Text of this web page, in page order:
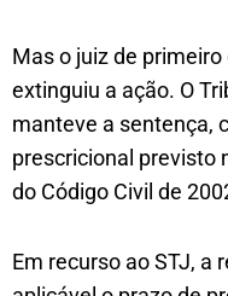
Mas o juiz de
extinguiu a ação. O
manteve a sentença,
prescricional previsto
do Código Civil de
Em recurso ao STJ, a